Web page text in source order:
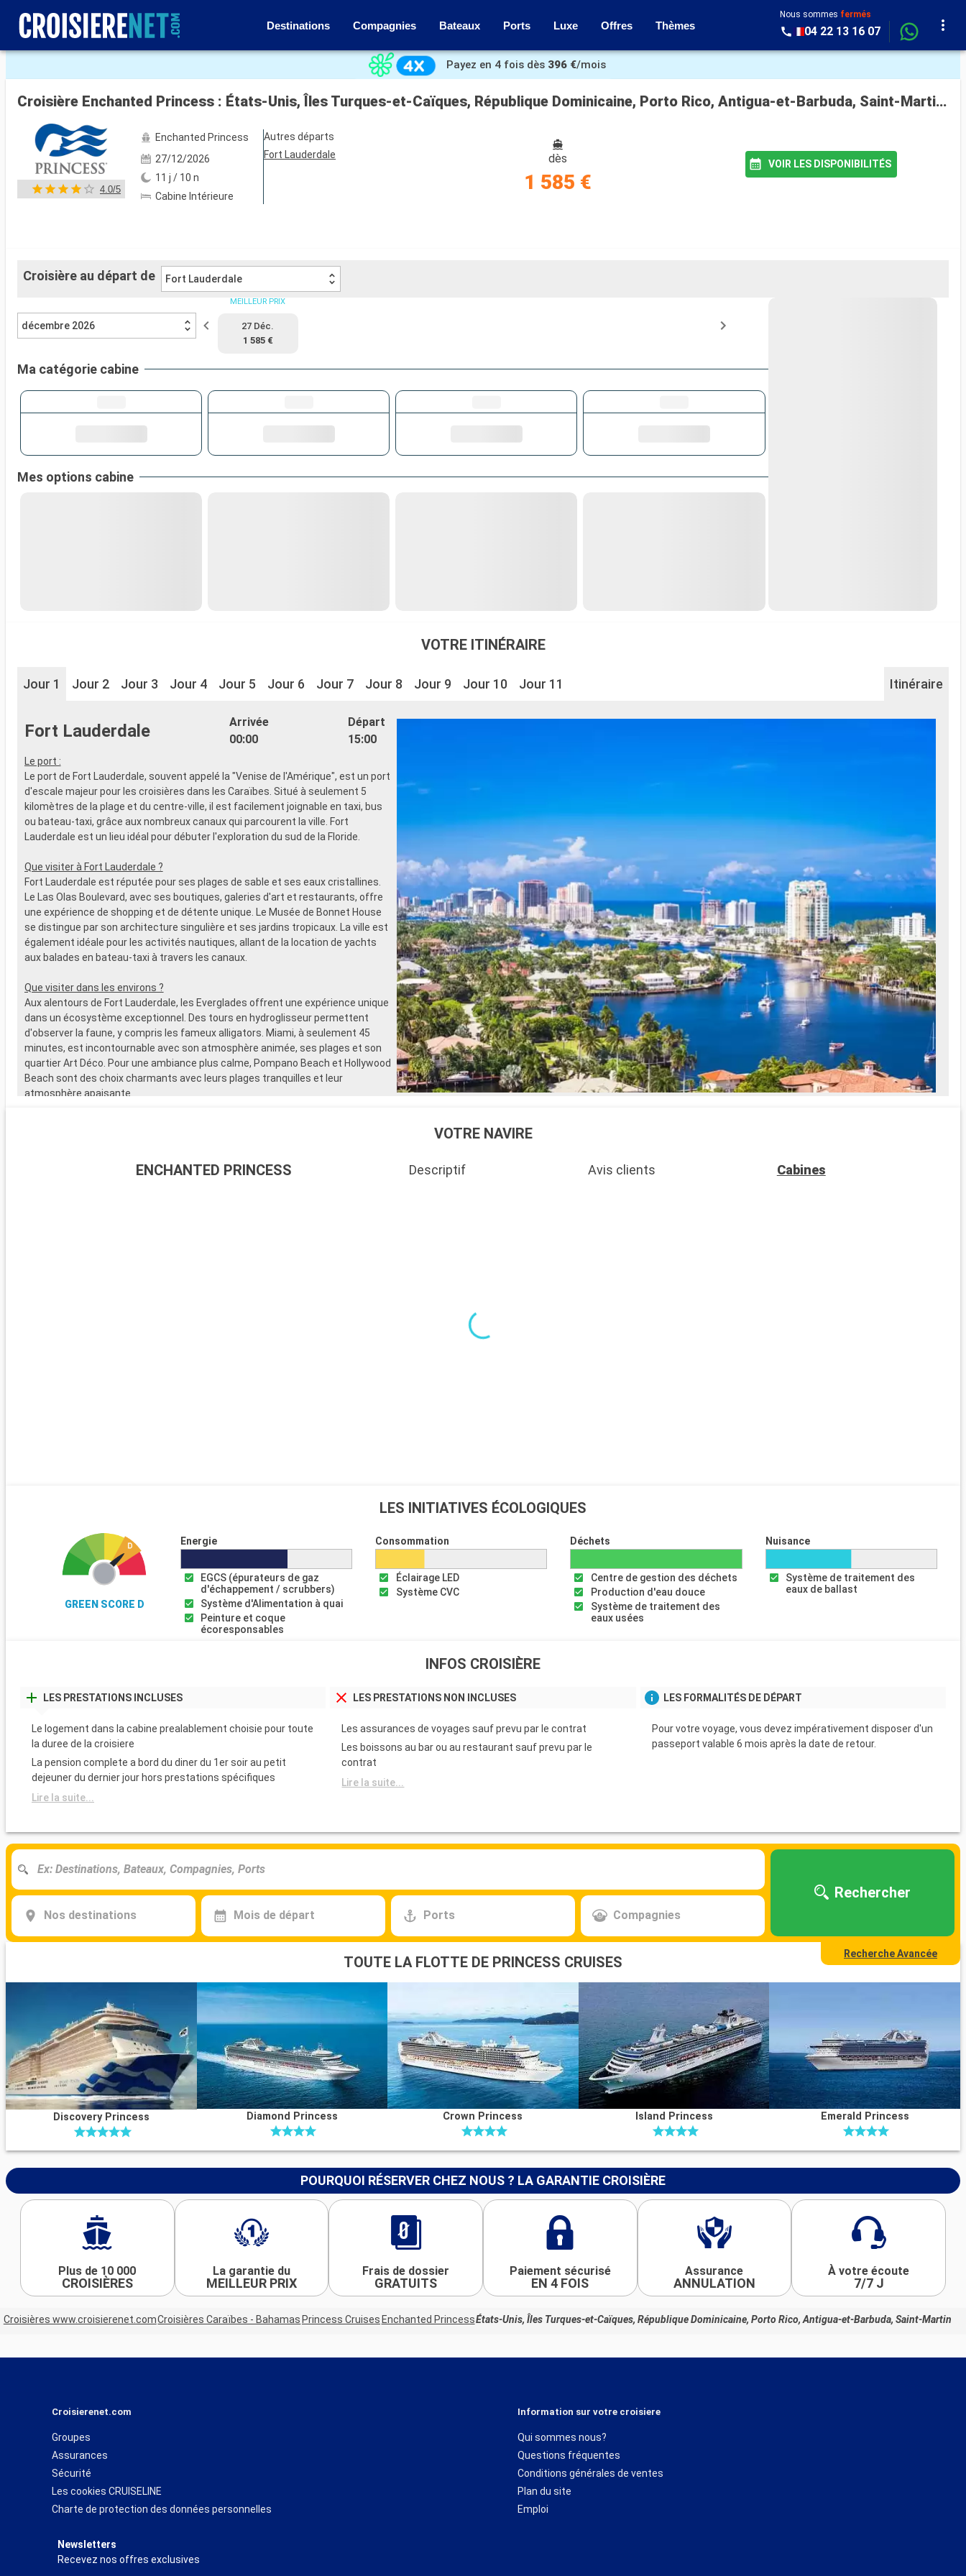
Destinations Compagnies Bateaux Ports Luxe Offres Thèmes
Nous sommes fermés
04 22 13 16 07
Voir les 121 autres photos
Payez en 4 fois dès 396 €/mois
Croisière Enchanted Princess : États-Unis, Îles Turques-et-Caïques, République Dominicaine, Porto Rico, Antigua-et-Barbuda, Saint-Martin au départ de Fort Lauderdale
4.0/5
Enchanted Princess
27/12/2026
11 j / 10 n
Cabine Intérieure
Autres départs
Fort Lauderdale
dès
1 585 €
VOIR LES DISPONIBILITÉS
Croisière au départ de Fort Lauderdale
décembre 2026
MEILLEUR PRIX
27 Déc.
1 585 €
Ma catégorie cabine
Mes options cabine
VOTRE ITINÉRAIRE
Jour 1 Jour 2 Jour 3 Jour 4 Jour 5 Jour 6 Jour 7 Jour 8 Jour 9 Jour 10 Jour 11 Itinéraire
Fort Lauderdale
Arrivée
00:00
Départ
15:00
Le port :
Le port de Fort Lauderdale, souvent appelé la "Venise de l'Amérique", est un port
d'escale majeur pour les croisières dans les Caraïbes. Situé à seulement 5
kilomètres de la plage et du centre-ville, il est facilement joignable en taxi, bus
ou bateau-taxi, grâce aux nombreux canaux qui parcourent la ville. Fort
Lauderdale est un lieu idéal pour débuter l'exploration du sud de la Floride.
Que visiter à Fort Lauderdale ?
Fort Lauderdale est réputée pour ses plages de sable et ses eaux cristallines.
Le Las Olas Boulevard, avec ses boutiques, galeries d'art et restaurants, offre
une expérience de shopping et de détente unique. Le Musée de Bonnet House
se distingue par son architecture singulière et ses jardins tropicaux. La ville est
également idéale pour les activités nautiques, allant de la location de yachts
aux balades en bateau-taxi à travers les canaux.
Que visiter dans les environs ?
Aux alentours de Fort Lauderdale, les Everglades offrent une expérience unique
dans un écosystème exceptionnel. Des tours en hydroglisseur permettent
d'observer la faune, y compris les fameux alligators. Miami, à seulement 45
minutes, est incontournable avec son atmosphère animée, ses plages et son
quartier Art Déco. Pour une ambiance plus calme, Pompano Beach et Hollywood
Beach sont des choix charmants avec leurs plages tranquilles et leur
atmosphère apaisante.
VOTRE NAVIRE
ENCHANTED PRINCESS Descriptif Avis clients Cabines
LES INITIATIVES ÉCOLOGIQUES
GREEN SCORE D
Energie
EGCS (épurateurs de gaz
d'échappement / scrubbers)
Système d'Alimentation à quai
Peinture et coque
écoresponsables
Consommation
Éclairage LED
Système CVC
Déchets
Centre de gestion des déchets
Production d'eau douce
Système de traitement des
eaux usées
Nuisance
Système de traitement des
eaux de ballast
INFOS CROISIÈRE
LES PRESTATIONS INCLUSES
Le logement dans la cabine prealablement choisie pour toute
la duree de la croisiere
La pension complete a bord du diner du 1er soir au petit
dejeuner du dernier jour hors prestations spécifiques
Lire la suite...
LES PRESTATIONS NON INCLUSES
Les assurances de voyages sauf prevu par le contrat
Les boissons au bar ou au restaurant sauf prevu par le
contrat
Lire la suite...
LES FORMALITÉS DE DÉPART
Pour votre voyage, vous devez impérativement disposer d'un
passeport valable 6 mois après la date de retour.
Nos destinations Mois de départ Ports Compagnies
Rechercher
Recherche Avancée
TOUTE LA FLOTTE DE PRINCESS CRUISES
Discovery Princess Diamond Princess Crown Princess Island Princess Emerald Princess
POURQUOI RÉSERVER CHEZ NOUS ? LA GARANTIE CROISIÈRE
Plus de 10 000
CROISIÈRES
La garantie du
MEILLEUR PRIX
Frais de dossier
GRATUITS
Paiement sécurisé
EN 4 FOIS
Assurance
ANNULATION
À votre écoute
7/7 J
Croisières www.croisierenet.comCroisières Caraïbes - Bahamas Princess Cruises Enchanted PrincessÉtats-Unis, Îles Turques-et-Caïques, République Dominicaine, Porto Rico, Antigua-et-Barbuda, Saint-Martin
Croisierenet.com
Groupes
Assurances
Sécurité
Les cookies CRUISELINE
Charte de protection des données personnelles
Information sur votre croisiere
Qui sommes nous?
Questions fréquentes
Conditions générales de ventes
Plan du site
Emploi
Newsletters
Recevez nos offres exclusives